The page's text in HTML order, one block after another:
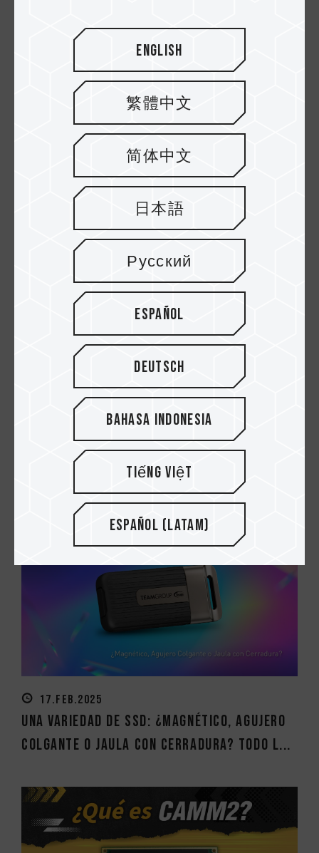
02.APR.2025
Aumenta el almacenamiento de tu iPhone
al instante con dispositivos externos
05.MAR.2025
PC Gamer vs vs. Consolas: ¿Cuál es mejor?
17.FEB.2025
Una variedad de SSD: ¿Magnético, Agujero
Colgante o Jaula con Cerradura? Todo l...
English
繁體中文
简体中文
日本語
Русский
Español
Deutsch
Bahasa Indonesia
Tiếng Việt
Español (Latam)